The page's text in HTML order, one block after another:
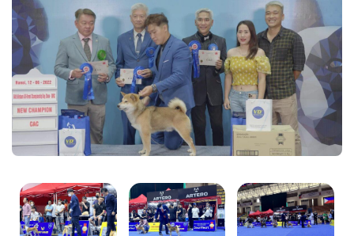
Về chúng tôi